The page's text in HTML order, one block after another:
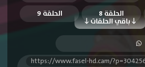
باقي الحلقات
الحلقة 8
الحلقة 9
الحلقة 11
الحلقة 14
https://www.fasel-hd.cam/